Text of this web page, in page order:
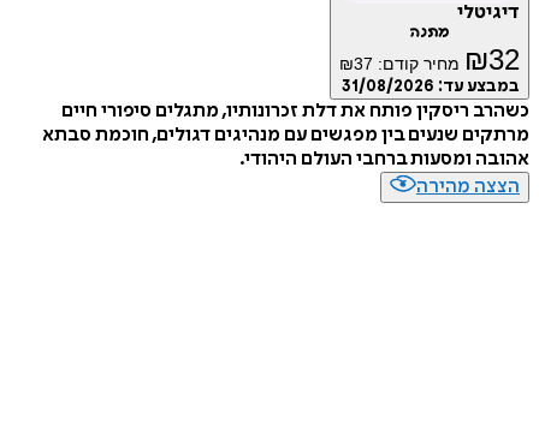
דיגיטלי
מתנה
₪32 מחיר קודם: ₪37
במבצע עד: 31/08/2026
כשהרב ריסקין פותח את דלת זכרונותיו, מתגלים סיפורי חיים
מרתקים שנעים בין מפגשים עם מנהיגים דגולים, חוכמת סבתא
אהובה ומסעות ברחבי העולם היהודי.
הצצה מהירה